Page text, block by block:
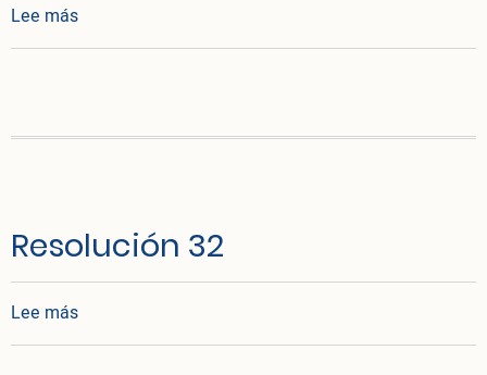
Lee mássobre Resolución CECMED 162
Resolución 32
Lee mássobre Resolución 32